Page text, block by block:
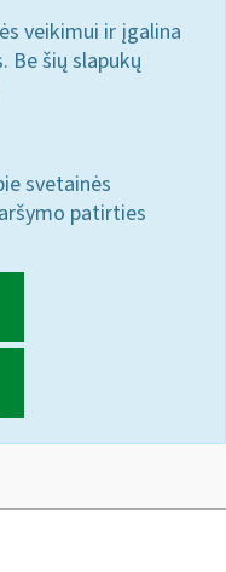
veikimui ir įgalina
Be šių slapukų
svetainės
patirties